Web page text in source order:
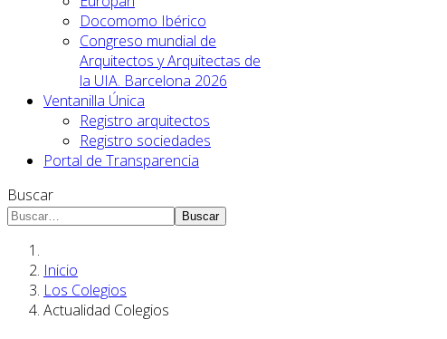
Docomomo Ibérico
Congreso mundial de
Arquitectos y Arquitectas de
la UIA. Barcelona 2026
Ventanilla Única
Registro arquitectos
Registro sociedades
Portal de Transparencia
Buscar
Buscar
Inicio
Los Colegios
Actualidad Colegios